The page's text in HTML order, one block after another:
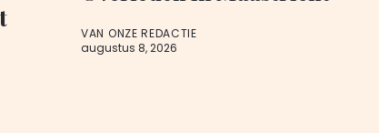
VAN ONZE REDACTIE
augustus 8, 2026